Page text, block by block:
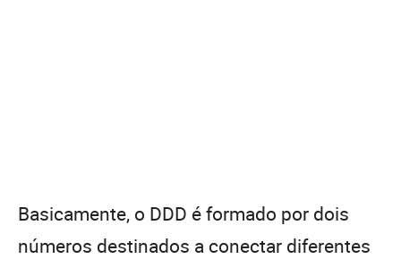
Basicamente, o DDD é formado por dois
números destinados a conectar diferentes